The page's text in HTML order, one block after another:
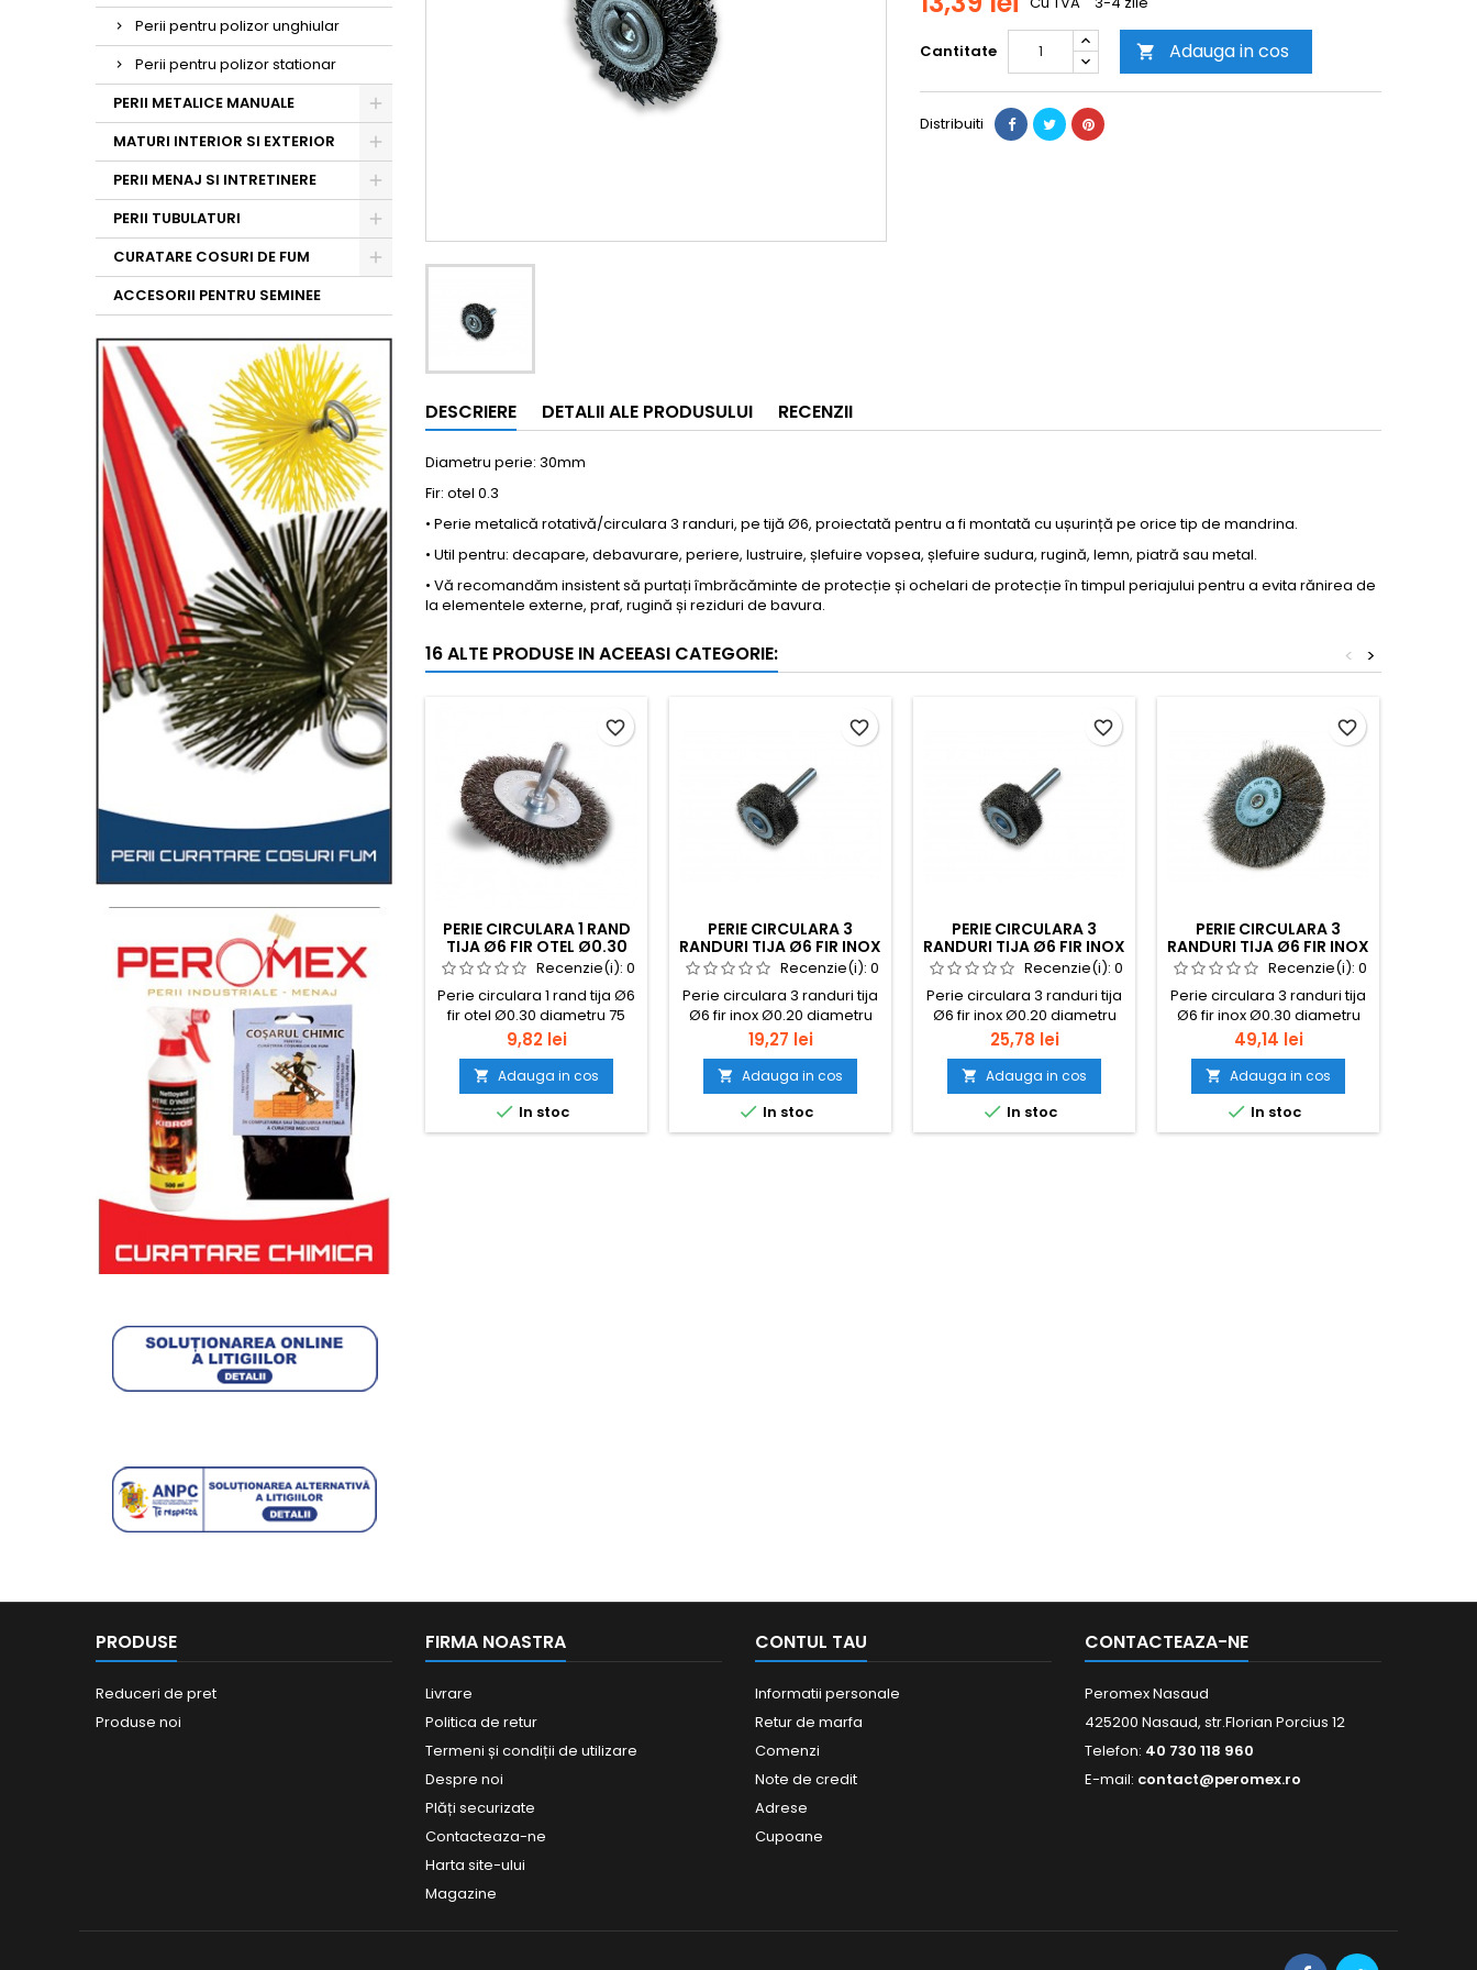
Perii pentru polizor unghiular
Perii pentru polizor stationar
PERII METALICE MANUALE
MATURI INTERIOR SI EXTERIOR
PERII MENAJ SI INTRETINERE
PERII TUBULATURI
CURATARE COSURI DE FUM
ACCESORII PENTRU SEMINEE
Cantitate  Adauga in cos
Distribuiti
DESCRIERE DETALII ALE PRODUSULUI RECENZII
Diametru perie: 30mm
Fir: otel 0.3
• Perie metalică rotativă/circulara 3 randuri, pe tijă Ø6, proiectată pentru a fi montată cu ușurință pe orice tip de mandrina.
• Util pentru: decapare, debavurare, periere, lustruire, șlefuire vopsea, șlefuire sudura, rugină, lemn, piatră sau metal.
• Vă recomandăm insistent să purtați îmbrăcăminte de protecție și ochelari de protecție în timpul periajului pentru a evita rănirea de
la elementele externe, praf, rugină și reziduri de bavura.
16 ALTE PRODUSE IN ACEEASI CATEGORIE: >
<
PERIE CIRCULARA 1 RAND
TIJA Ø6 FIR OTEL Ø0.30
DIAMETRU 75 MM
Recenzie(i): 0
Perie circulara 1 rand tija Ø6
fir otel Ø0.30 diametru 75
mm
Pret
9,82 lei
 Adauga in cos
 In stoc
favorite_border
PERIE CIRCULARA 3
RANDURI TIJA Ø6 FIR INOX
Ø0.20 DIAMETRU 30 MM
Recenzie(i): 0
Perie circulara 3 randuri tija
Ø6 fir inox Ø0.20 diametru
30 mm
Pret
19,27 lei
 Adauga in cos
 In stoc
favorite_border
PERIE CIRCULARA 3
RANDURI TIJA Ø6 FIR INOX
Ø0.20 DIAMETRU 38 MM
Recenzie(i): 0
Perie circulara 3 randuri tija
Ø6 fir inox Ø0.20 diametru
38 mm
Pret
25,78 lei
 Adauga in cos
 In stoc
favorite_border
PERIE CIRCULARA 3
RANDURI TIJA Ø6 FIR INOX
Ø0.30 DIAMETRU 125 MM
Recenzie(i): 0
Perie circulara 3 randuri tija
Ø6 fir inox Ø0.30 diametru
125 mm
Pret
49,14 lei
 Adauga in cos
 In stoc
favorite_border
PRODUSE
Reduceri de pret
Produse noi
FIRMA NOASTRA
Livrare
Politica de retur
Termeni și condiții de utilizare
Despre noi
Plăți securizate
Contacteaza-ne
Harta site-ului
Magazine
CONTUL TAU
Informatii personale
Retur de marfa
Comenzi
Note de credit
Adrese
Cupoane
CONTACTEAZA-NE
Peromex Nasaud
425200 Nasaud, str.Florian Porcius 12
Telefon: 40 730 118 960
E-mail: contact@peromex.ro